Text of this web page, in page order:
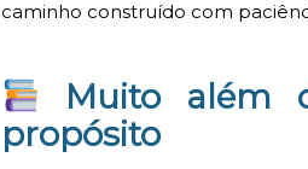
caminho construído com
Muito além
propósito